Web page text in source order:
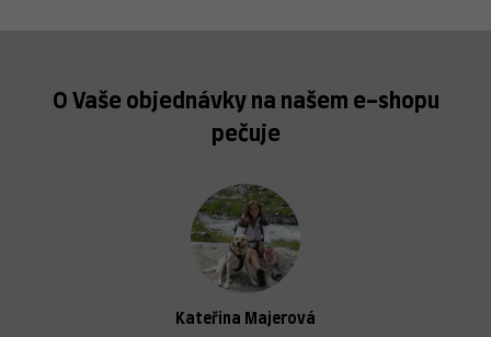
O Vaše objednávky na našem e-shopu
pečuje
Kateřina Majerová